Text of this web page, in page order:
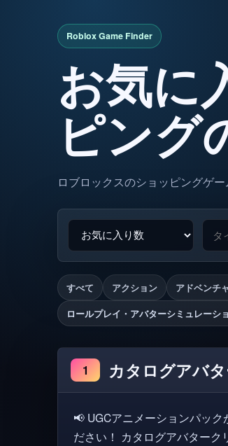
お気に
ピング
ロブロックスのショッピングゲ
すべて アクション アドベンチ
ロールプレイ・アバターシミュレーシ
1 カタログアバ
📢 UGCアニメーションパッ
ださい！ カタログアバタークリエーターでは、さまざまなアバター/カタログアイ